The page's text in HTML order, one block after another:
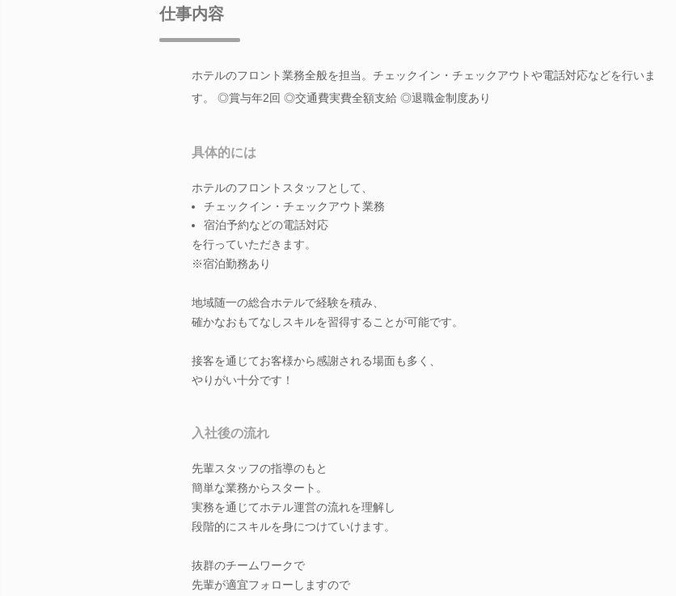
仕事内容
ホテルのフロント業務全般を担当。チェックイン・チェックアウトや電話対応などを行いま
す。 ◎賞与年2回 ◎交通費実費全額支給 ◎退職金制度あり
具体的には
ホテルのフロントスタッフとして、
チェックイン・チェックアウト業務
宿泊予約などの電話対応
を行っていただきます。
※宿泊勤務あり
地域随一の総合ホテルで経験を積み、
確かなおもてなしスキルを習得することが可能です。
接客を通じてお客様から感謝される場面も多く、
やりがい十分です！
入社後の流れ
先輩スタッフの指導のもと
簡単な業務からスタート。
実務を通じてホテル運営の流れを理解し
段階的にスキルを身につけていけます。
抜群のチームワークで
先輩が適宜フォローしますので